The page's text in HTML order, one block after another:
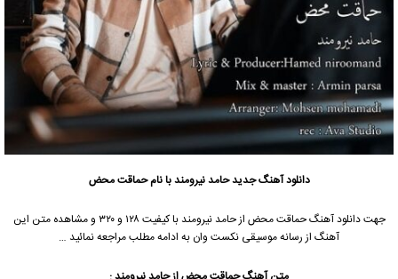
دانلود آهنگ جدیدحامد نیرومند با نام حماقت محض
جهت دانلود آهنگ حماقت محض از حامد نیرومند با کیفیت ۱۲۸ و ۳۲۰ و مشاهده متن این
آهنگ از رسانه موسیقی نکست وان به ادامه مطلب مراجعه نمائید …